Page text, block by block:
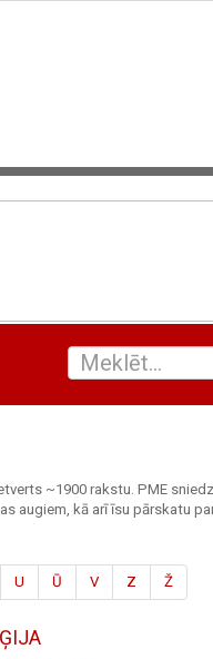
~1900 rakstu. PME
augiem, kā arī īsu pārskatu
U Ū V Z Ž